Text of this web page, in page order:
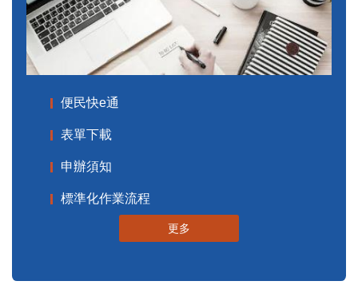
便民快e通
表單下載
申辦須知
標準化作業流程
更多